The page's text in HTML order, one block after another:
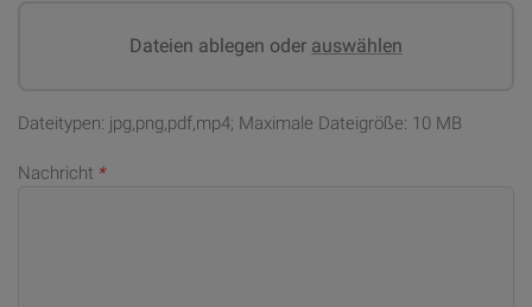
Dateien ablegen oder auswählen
Dateitypen: jpg,png,pdf,mp4; Maximale Dateigröße: 10 MB
Nachricht *